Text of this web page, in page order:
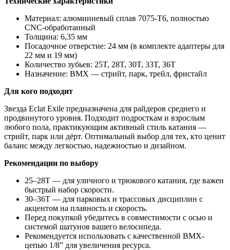
Материал: алюминиевый сплав 7075-T6, полностью
CNC-обработанный
Толщина: 6,35 мм
Посадочное отверстие: 24 мм (в комплекте адаптеры для
22 мм и 19 мм)
Количество зубьев: 25T, 28T, 30T, 33T, 36T
Назначение: BMX — стрийт, парк, трейл, фристайл
Для кого подходит
Звезда Eclat Exile предназначена для райдеров среднего и
продвинутого уровня. Подходит подросткам и взрослым
любого пола, практикующим активный стиль катания —
стрийт, парк или дёрт. Оптимальный выбор для тех, кто ценит
баланс между легкостью, надежностью и дизайном.
Рекомендации по выбору
25–28T — для уличного и трюкового катания, где важен
быстрый набор скорости.
30–36T — для парковых и трассовых дисциплин с
акцентом на плавность и скорость.
Перед покупкой убедитесь в совместимости с осью и
системой шатунов вашего велосипеда.
Рекомендуется использовать с качественной BMX-
цепью 1/8” для увеличения ресурса.